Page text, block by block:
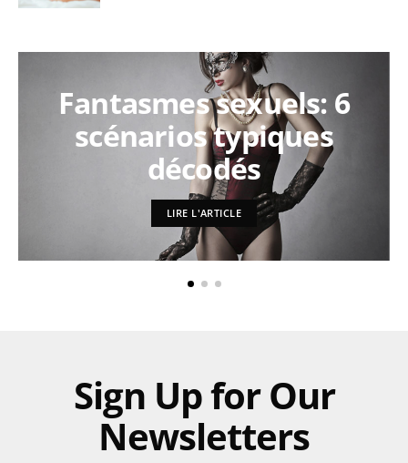
Fantasmes sexuels: 6
scénarios typiques
décodés
LIRE L'ARTICLE
Sign Up for Our
Newsletters